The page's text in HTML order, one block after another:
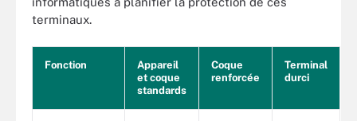
terminaux.
Fonction
Appareil
et coque
standards
Coque
renforcée
Terminal
durci